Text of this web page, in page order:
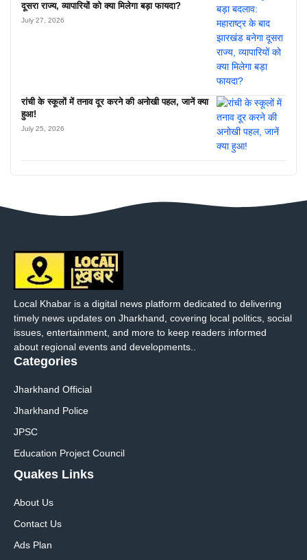
दूसरा राज्य, व्यापारियों को क्या मिलेगा बड़ा फायदा?
July 27, 2026
रांची के स्कूलों में तनाव दूर करने की अनोखी पहल, जानें क्या
हुआ!
July 25, 2026
Local Khabar is a digital news platform dedicated to delivering
timely news updates on Jharkhand, covering local politics, social
issues, entertainment, and more to keep readers informed
about regional events and developments..
Categories
Jharkhand Official
Jharkhand Police
JPSC
Education Project Council
Quakes Links
About Us
Contact Us
Ads Plan